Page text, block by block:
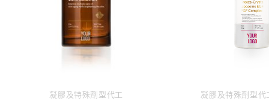
凝膠及特殊劑型代⼯ 凝膠及特殊劑型代